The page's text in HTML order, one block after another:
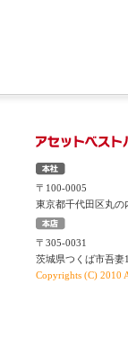
〒100-0005
東京都千代田区丸
〒305-0031
茨城県つくば市吾
Copyrights (C) 2010